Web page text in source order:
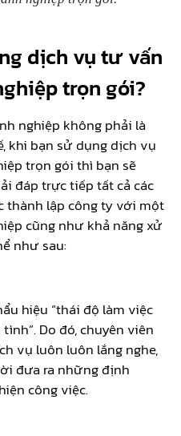
dịch vụ tư vấn
trọn gói?
nghiệp không phải là
khi bạn sử dụng dịch vụ
trọn gói thì bạn sẽ
đáp trực tiếp tất cả các
thành lập công ty với một
cũng như khả năng xử
như sau:
hiệu “thái độ làm việc
Do đó, chuyên viên
vụ luôn luôn lắng nghe,
đưa ra những định
công việc.